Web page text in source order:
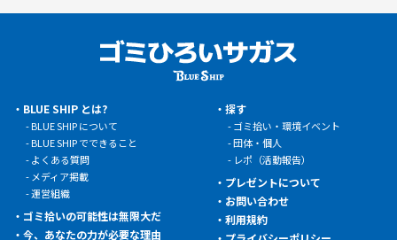
BLUE SHIP とは?
BLUE SHIP について
BLUE SHIP でできること
よくある質問
メディア掲載
運営組織
ゴミ拾いの可能性は無限大だ
今、あなたの力が必要な理由
探す
ゴミ拾い・環境イベント
団体・個人
レポ（活動報告）
プレゼントについて
お問い合わせ
利用規約